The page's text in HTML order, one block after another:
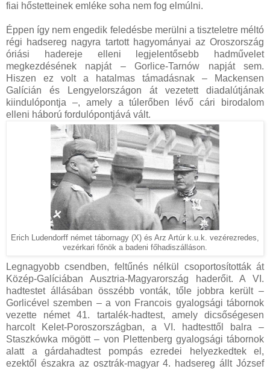
fiai hőstetteinek emléke soha nem fog elmúlni.
Éppen így nem engedik feledésbe merülni a tiszteletre méltó
régi hadsereg nagyra tartott hagyományai az Oroszország
óriási hadereje elleni legjelentősebb hadművelet
megkezdésének napját – Gorlice-Tarnów napját sem.
Hiszen ez volt a hatalmas támadásnak – Mackensen
Galícián és Lengyelországon át vezetett diadalútjának
kiindulópontja –, amely a túlerőben lévő cári birodalom
elleni háború fordulópontjává vált.
Erich Ludendorff német tábornagy (X) és Arz Artúr k.u.k. vezérezredes,
vezérkari főnök a badeni főhadiszálláson.
Legnagyobb csendben, feltűnés nélkül csoportosították át
Közép-Galíciában Ausztria-Magyarország haderőit. A VI.
hadtestet állásában összébb vonták, tőle jobbra került –
Gorlicével szemben – a von Francois gyalogsági tábornok
vezette német 41. tartalék-hadtest, amely dicsőségesen
harcolt Kelet-Poroszországban, a VI. hadtesttől balra –
Staszkówka mögött – von Plettenberg gyalogsági tábornok
alatt a gárdahadtest pompás ezredei helyezkedtek el,
ezektől északra az osztrák-magyar 4. hadsereg állt József